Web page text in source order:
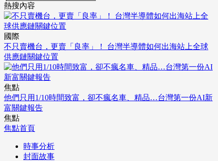
熱搜內容
國際
不只賣機台，更賣「良率」！ 台灣半導體如何出海站上全球
供應鏈關鍵位置
焦點
他們只用1/10時間致富，卻不瘋名車、精品…台灣第一份AI新
富關鍵報告
焦點
焦點首頁
時事分析
封面故事